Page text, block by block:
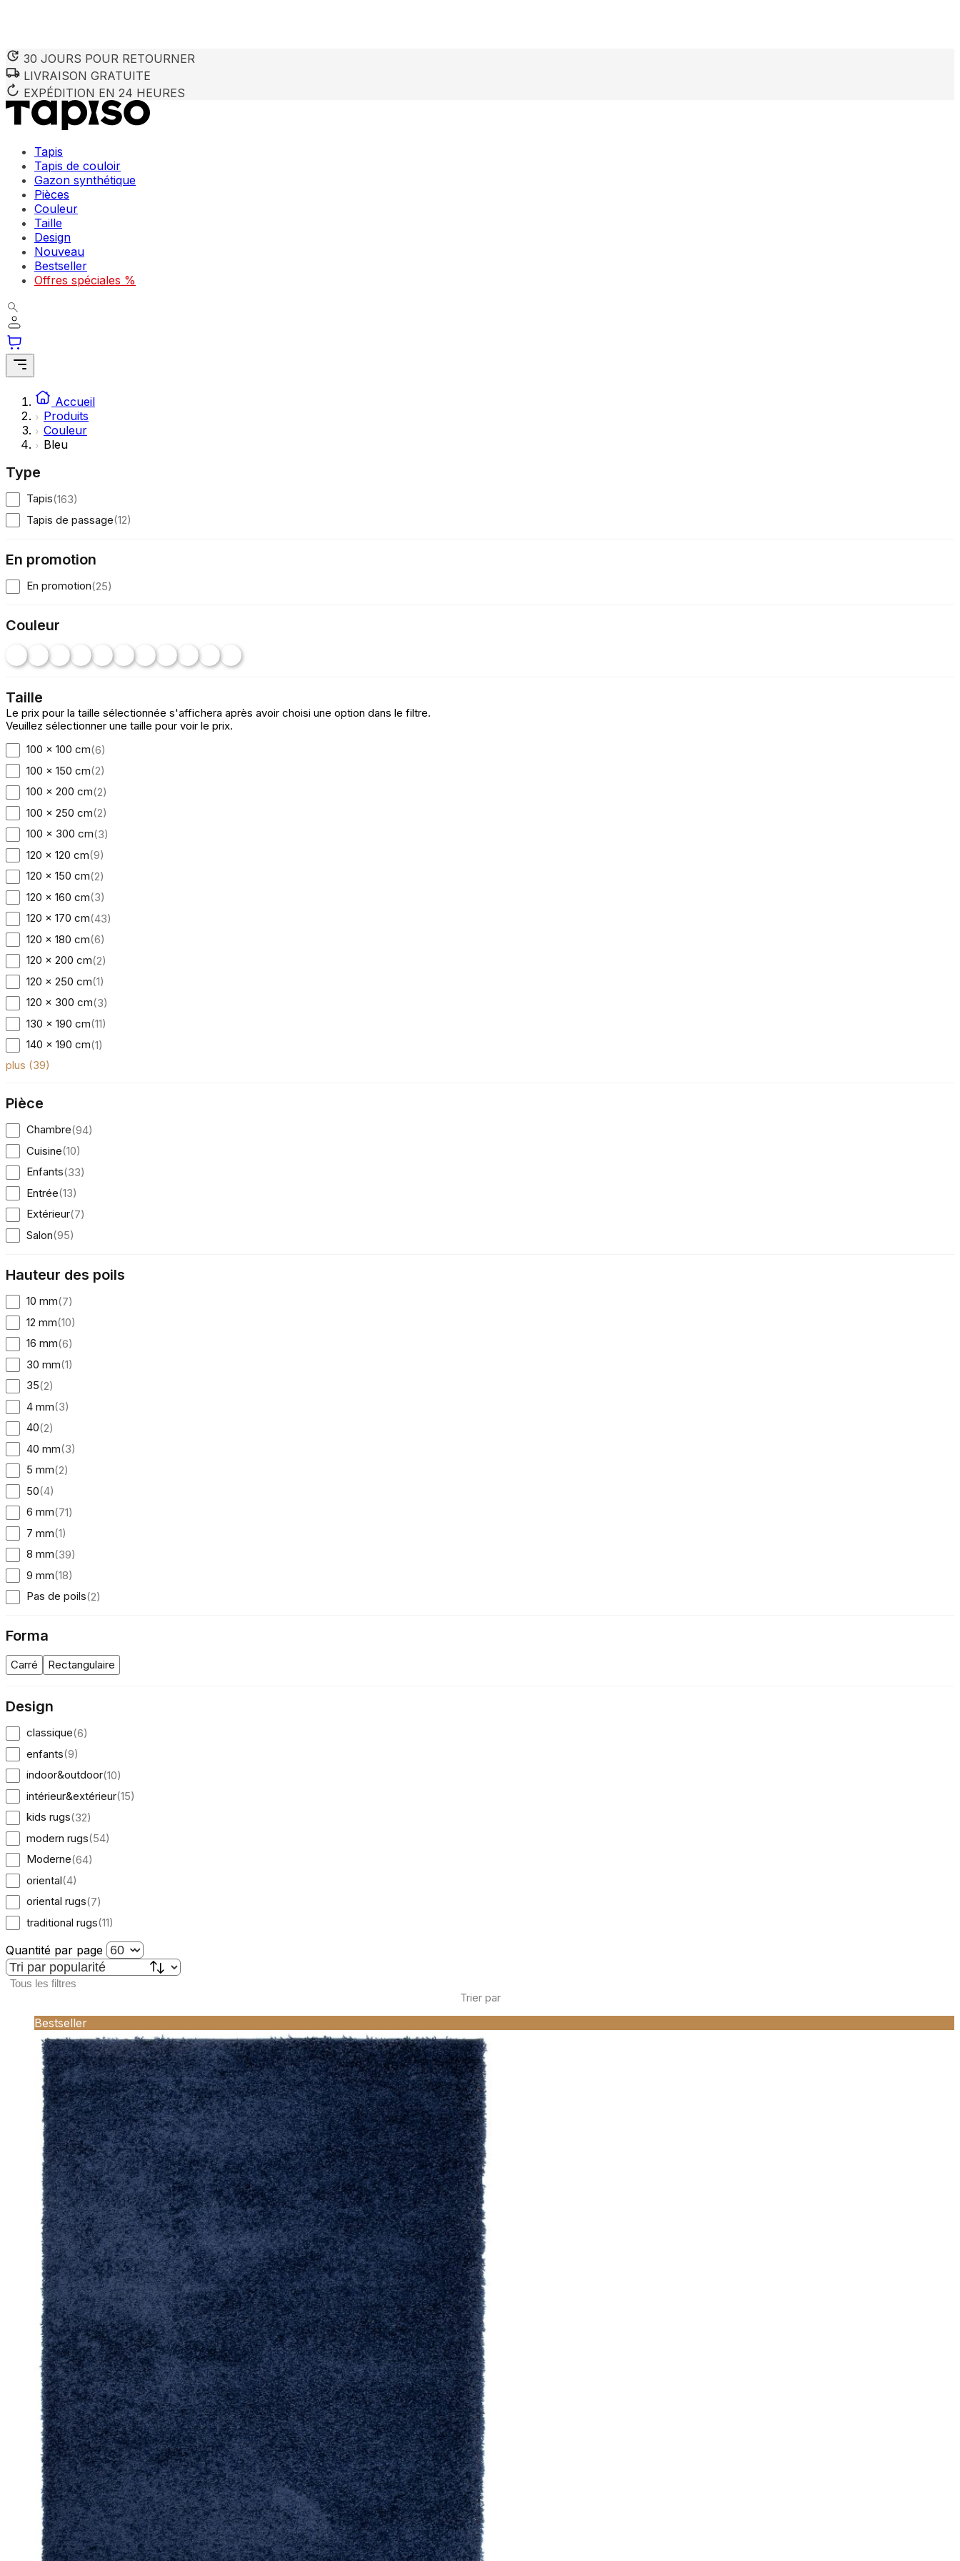
30 JOURS POUR RETOURNER
LIVRAISON GRATUITE
EXPÉDITION EN 24 HEURES
Tapis
Tapis de couloir
Gazon synthétique
Pièces
Couleur
Taille
Design
Nouveau
Bestseller
Offres spéciales %
Accueil
Produits
Couleur
Bleu
Type
Tapis(163)
Tapis de passage(12)
En promotion
En promotion(25)
Couleur
Taille
Le prix pour la taille sélectionnée s'affichera après avoir choisi une option dans le filtre.
Veuillez sélectionner une taille pour voir le prix.
100 x 100 cm(6)
100 x 150 cm(2)
100 x 200 cm(2)
100 x 250 cm(2)
100 x 300 cm(3)
120 x 120 cm(9)
120 x 150 cm(2)
120 x 160 cm(3)
120 x 170 cm(43)
120 x 180 cm(6)
120 x 200 cm(2)
120 x 250 cm(1)
120 x 300 cm(3)
130 x 190 cm(11)
140 x 190 cm(1)
plus (39)
Pièce
Chambre(94)
Cuisine(10)
Enfants(33)
Entrée(13)
Extérieur(7)
Salon(95)
Hauteur des poils
10 mm(7)
12 mm(10)
16 mm(6)
30 mm(1)
35(2)
4 mm(3)
40(2)
40 mm(3)
5 mm(2)
50(4)
6 mm(71)
7 mm(1)
8 mm(39)
9 mm(18)
Pas de poils(2)
Forma
Carré Rectangulaire
Design
classique(6)
enfants(9)
indoor&outdoor(10)
intérieur&extérieur(15)
kids rugs(32)
modern rugs(54)
Moderne(64)
oriental(4)
oriental rugs(7)
traditional rugs(11)
Quantité par page
Tous les filtres
Trier par
Bestseller